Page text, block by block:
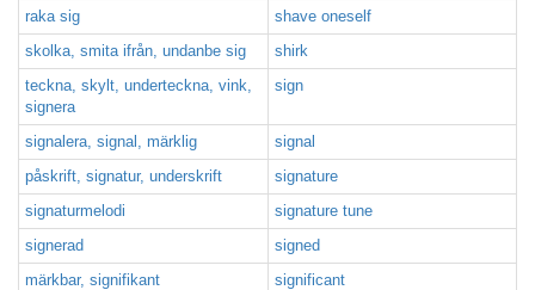
raka sig
shave oneself
skolka, smita ifrån, undanbe sig
shirk
teckna, skylt, underteckna, vink,
signera
sign
signalera, signal, märklig
signal
påskrift, signatur, underskrift
signature
signaturmelodi
signature tune
signerad
signed
märkbar, signifikant
significant